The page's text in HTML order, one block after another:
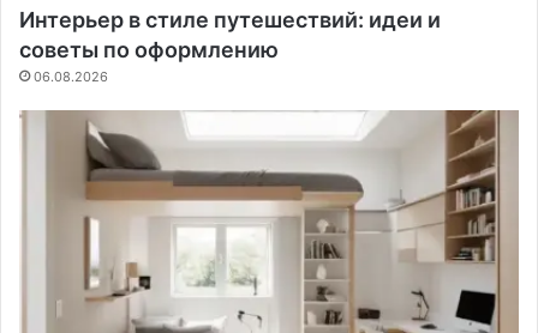
Интерьер в стиле путешествий: идеи и
советы по оформлению
06.08.2026